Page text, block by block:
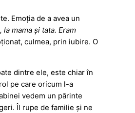
Emoția de a avea un
mama și tata. Eram
culmea, prin iubire. O
dintre ele, este chiar în
pe care oricum l-a
vedem un părinte
Îl rupe de familie și ne